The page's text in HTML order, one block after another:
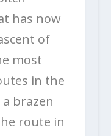
has now
of
most
in the
brazen
route in